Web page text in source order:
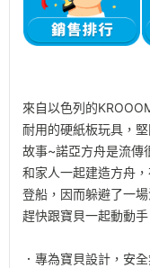
來自以色列的
耐用的硬紙板玩具，
故事~諾亞方舟是流傳
和家人一起建造方舟
登船，因而躲避了一
趕快跟寶貝一起動動
．專為寶貝設計，安